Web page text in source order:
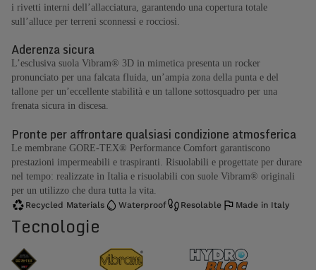
i rivetti interni dell’allacciatura, garantendo una copertura totale
sull’alluce per terreni sconnessi e rocciosi.
Aderenza sicura
L’esclusiva suola Vibram® 3D in mimetica presenta un rocker
pronunciato per una falcata fluida, un’ampia zona della punta e del
tallone per un’eccellente stabilità e un tallone sottosquadro per una
frenata sicura in discesa.
Pronte per affrontare qualsiasi condizione atmosferica
Le membrane GORE-TEX® Performance Comfort garantiscono
prestazioni impermeabili e traspiranti. Risuolabili e progettate per durare
nel tempo: realizzate in Italia e risuolabili con suole Vibram® originali
per un utilizzo che dura tutta la vita.
Recycled Materials Waterproof Resolable Made in Italy
Tecnologie